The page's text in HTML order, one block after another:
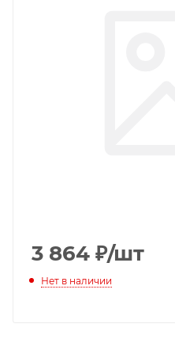
3 864 ₽/шт
Нет в наличии